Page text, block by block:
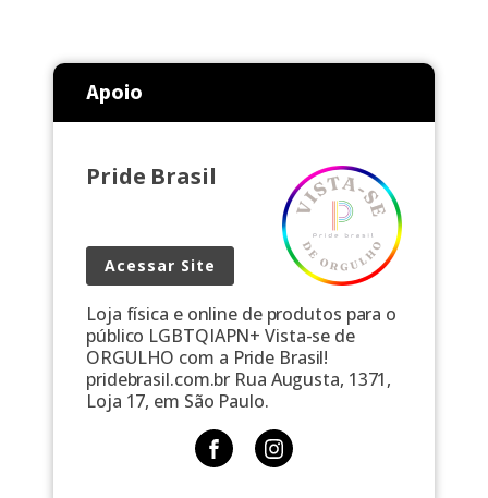
Apoio
Pride Brasil
Acessar Site
Loja física e online de produtos para o
público LGBTQIAPN+ Vista-se de
ORGULHO com a Pride Brasil!
pridebrasil.com.br Rua Augusta, 1371,
Loja 17, em São Paulo.